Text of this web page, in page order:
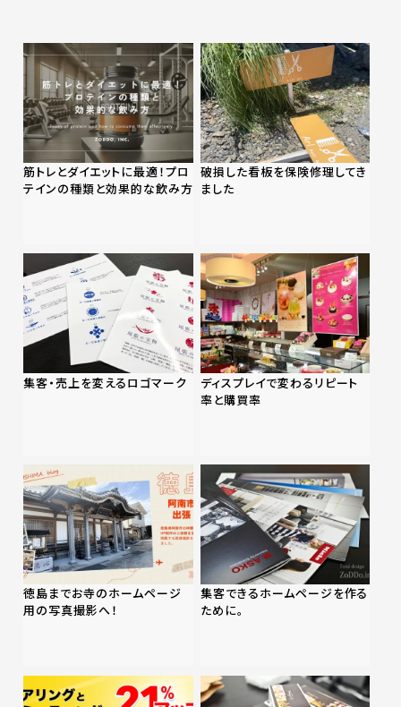
筋トレとダイエットに最適！プロ
テインの種類と効果的な飲み方
破損した看板を保険修理してき
ました
集客・売上を変えるロゴマーク
ディスプレイで変わるリピート
率と購買率
徳島までお寺のホームページ
用の写真撮影へ！
集客できるホームページを作る
ために。